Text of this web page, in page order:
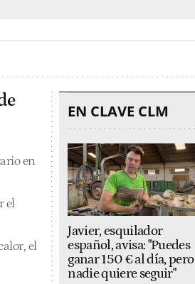
en
el
el
EN CLAVE CLM
Javier, esquilador
español, avisa: "Puedes
ganar 150 € al día, pero
nadie quiere seguir"